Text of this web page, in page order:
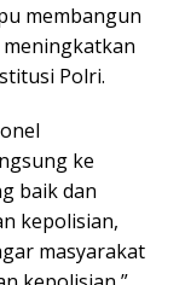
membangun
Polri.
ke
baik dan
kepolisian,
masyarakat